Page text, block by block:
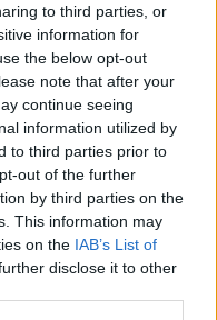
to third parties, or
information for
the below opt-out
note that after your
continue seeing
information utilized by
to third parties prior to
out of the further
by third parties on the
This information may
on the IAB’s List of
disclose it to other
papoušků, zajistili
odhalili gang
chráněných druhů
působící v několika
a zajistili asi stovku
S odchytem a
Praze, Zlíně a Ostravě. V
dočasné útočiště. V
mluvčí Celní správy ČR